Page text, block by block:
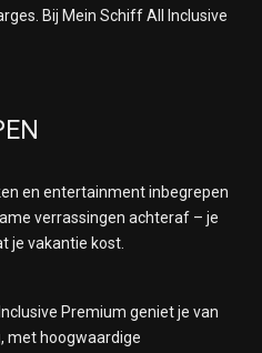
Bij Mein Schiff All Inclusive
en entertainment inbegrepen
verrassingen achteraf – je
je vakantie kost.
Premium geniet je van
met hoogwaardige